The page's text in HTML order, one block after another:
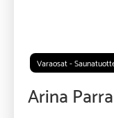
Varaosat -
Arina